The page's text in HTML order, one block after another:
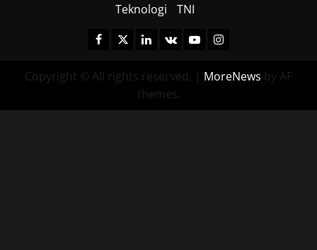
Teknologi
TNI
Facebook
TwitterLinkedin
VK YoutubeInstagram
Copyright © All rights reserved. | MoreNews by AF
themes.